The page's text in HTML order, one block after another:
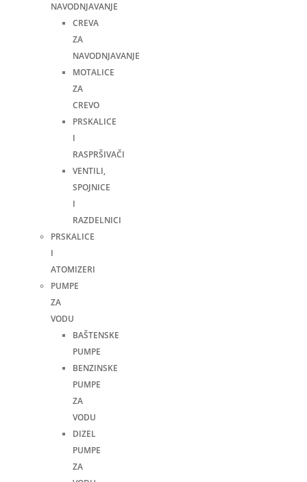
NAVODNJAVANJE
CREVA
ZA
NAVODNJAVANJE
MOTALICE
ZA
CREVO
PRSKALICE
I
RASPRŠIVAČI
VENTILI,
SPOJNICE
I
RAZDELNICI
PRSKALICE
I
ATOMIZERI
PUMPE
ZA
VODU
BAŠTENSKE
PUMPE
BENZINSKE
PUMPE
ZA
VODU
DIZEL
PUMPE
ZA